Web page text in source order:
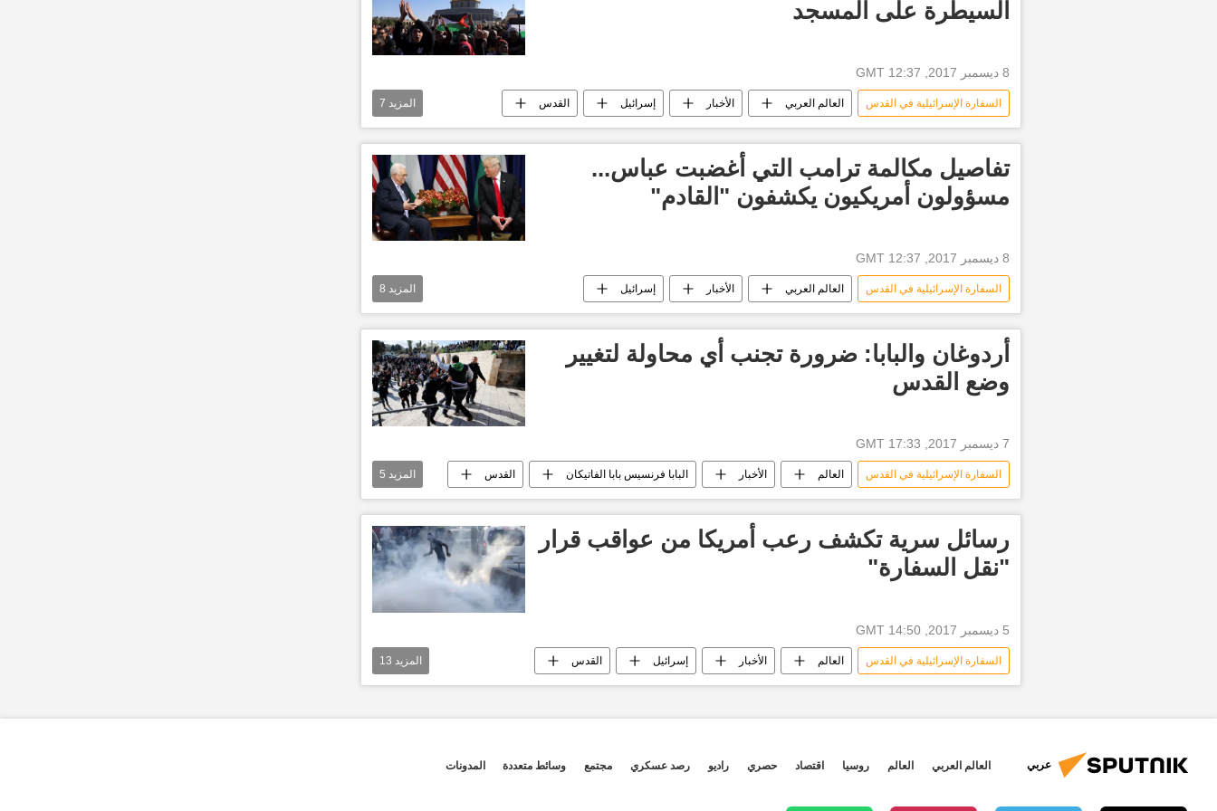
السيطرة على المسجد
8 ديسمبر 2017, 12:37 GMT
السفارة الإسرائيلية في القدس العالم العربي الأخبار إسرائيل القدس
تيسير التميمي الأوقاف الإسلامية أحداث الأقصى الحرم الإبراهيمي
آخر أخبار القدس الأن أخبار الأقصى أخبار الأردن
المزيد 7
تفاصيل مكالمة ترامب التي أغضبت عباس...
مسؤولون أمريكيون يكشفون "القادم"
8 ديسمبر 2017, 12:37 GMT
السفارة الإسرائيلية في القدس العالم العربي الأخبار إسرائيل
الولايات المتحدة الأمريكية مايك بنس تيلرسون دونالد ترامب البيت الأبيض
السلطة الفلسطينية مكالمة ترامب وعباس محمود عباس
المزيد 8
أردوغان والبابا: ضرورة تجنب أي محاولة لتغيير
وضع القدس
7 ديسمبر 2017, 17:33 GMT
السفارة الإسرائيلية في القدس العالم الأخبار البابا فرنسيس بابا الفاتيكان القدس
الرئاسة التركية أخبار تركيا اليوم آخر أخبار القدس الأن
القدس وتداعيات تصريحات ترامب (3) رجب طيب أردوغان
المزيد 5
رسائل سرية تكشف رعب أمريكا من عواقب قرار
"نقل السفارة"
5 ديسمبر 2017, 14:50 GMT
السفارة الإسرائيلية في القدس العالم الأخبار إسرائيل القدس
الولايات المتحدة الأمريكية بنيامين نتنياهو جاريد كوشنر
ولي العهد محمد بن سلمان إيمانويل ماكرون
المزيد 13
عربي العالم العربي العالم روسيا اقتصاد حصري راديو رصد عسكري مجتمع وسائط متعددة المدونات